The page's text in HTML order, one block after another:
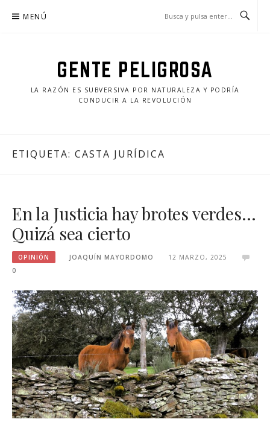
MENÚ
GENTE PELIGROSA
LA RAZÓN ES SUBVERSIVA POR NATURALEZA Y PODRÍA
CONDUCIR A LA REVOLUCIÓN
ETIQUETA: CASTA JURÍDICA
En la Justicia hay brotes verdes…
Quizá sea cierto
OPINIÓN JOAQUÍN MAYORDOMO
12 MARZO, 2025
0